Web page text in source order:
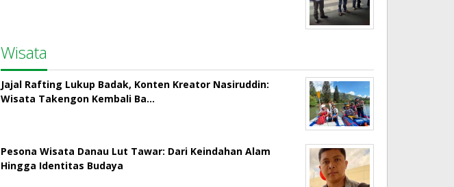
Wisata
Jajal Rafting Lukup Badak, Konten Kreator Nasiruddin:
Wisata Takengon Kembali Ba…
Pesona Wisata Danau Lut Tawar: Dari Keindahan Alam
Hingga Identitas Budaya